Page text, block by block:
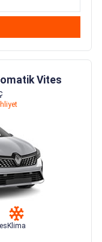
Vites
Klima